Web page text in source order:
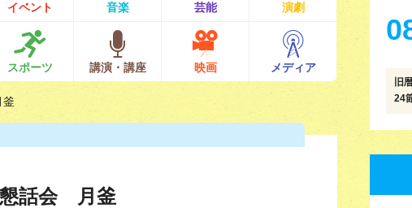
イベント 音楽 芸能 演劇
スポーツ 講演・講座 映画 メディア
懇話会 月釜
旧
24